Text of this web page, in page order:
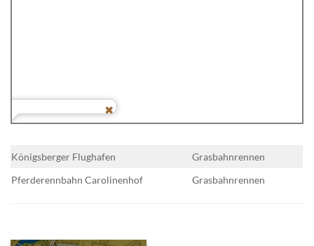
Königsberger Flughafen
Grasbahnrennen
Pferderennbahn Carolinenhof
Grasbahnrennen